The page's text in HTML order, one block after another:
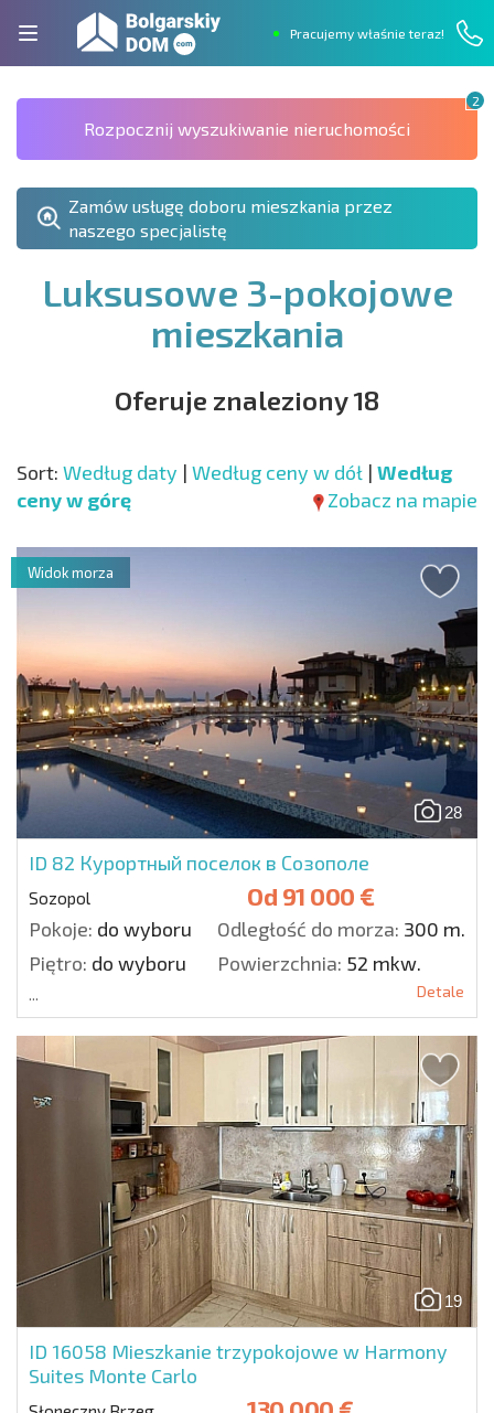
Pracujemy właśnie teraz!
2
Rozpocznij wyszukiwanie nieruchomości
Zamów usługę doboru mieszkania przez
naszego specjalistę
Luksusowe 3-pokojowe
mieszkania
Oferuje znaleziony 18
Sort: Według daty | Według ceny w dół | Według
ceny w górę
Zobacz na mapie
28
ID 82 Курортный поселок в Созополе
Sozopol Od 91 000 €
Pokoje: do wyboru Odległość do morza: 300 m.
Piętro: do wyboru Powierzchnia: 52 mkw.
Widok morza
... Detale
19
ID 16058 Mieszkanie trzypokojowe w Harmony
Suites Monte Carlo